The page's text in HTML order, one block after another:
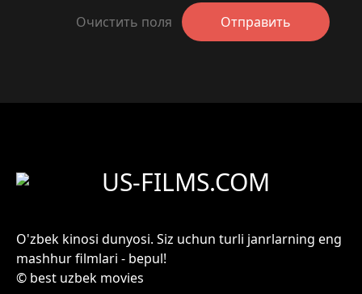
Очистить поля Отправить
US-FILMS.COM
O'zbek kinosi dunyosi. Siz uchun turli janrlarning eng
mashhur filmlari - bepul!
© best uzbek movies